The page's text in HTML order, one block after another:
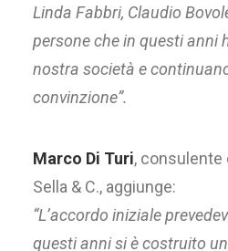
Linda Fabbri, Claudio
persone che in questi anni
nostra società e
convinzione”.
Marco Di Turi, consulente
Sella & C., aggiunge:
“L’accordo iniziale
questi anni si è costruito